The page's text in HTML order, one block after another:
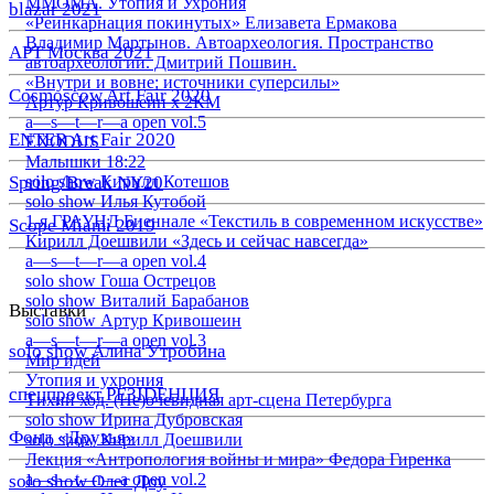
blazar 2021
АРТ Москва 2021
Cosmoscow Art Fair 2020
ENTER Art Fair 2020
Spring/Break NY20
Scope Miami 2019
Выставки
solo show Алина Утробина
спецпроект РЕЗIDЕНЦИЯ
Фонд «Друзья»
solo show Олег Доу
«Реинкарнация покинутых» Елизавета Ермакова
Владимир Мартынов. Автоархеология. Пространство
автоархеологии. Дмитрий Пошвин.
«Внутри и вовне: источники суперсилы»
Артур Кривошеин х 2КМ
a—s—t—r—a open vol.5
EXODUS
Малышки 18:22
solo show Кирилл Котешов
solo show Илья Кутобой
1-я ГРАУНД Биеннале «Текстиль в современном искусстве»
Кирилл Доешвили «Здесь и сейчас навсегда»
a—s—t—r—a open vol.4
solo show Гоша Острецов
solo show Виталий Барабанов
solo show Артур Кривошеин
a—s—t—r—a open vol.3
Мир идей
Утопия и ухрония
Тихий ход. (Не)очевидная арт-сцена Петербурга
solo show Ирина Дубровская
solo show Кирилл Доешвили
Лекция «Антропология войны и мира» Федора Гиренка
a—s—t—r—a open vol.2